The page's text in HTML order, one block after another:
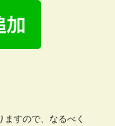
すので、なるべく